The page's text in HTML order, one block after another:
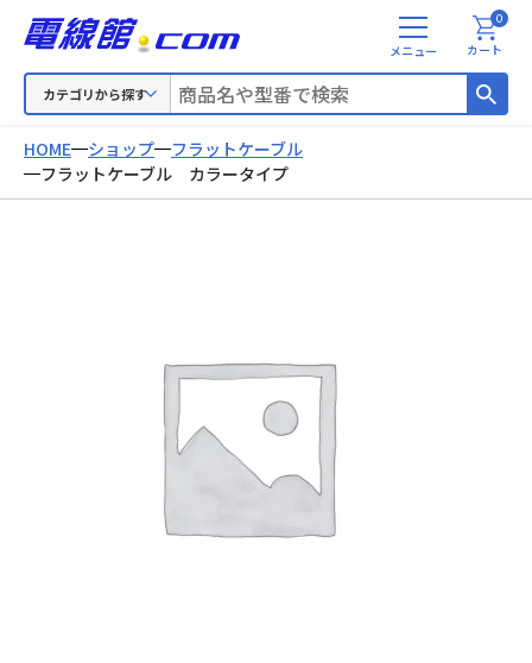
カテゴリから探す
メ
ニ
カート
0
HOME ショップ
フラットケーブル
フラットケーブル カラータイプ